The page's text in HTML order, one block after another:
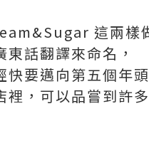
這兩樣
東話翻譯來命名，
快要邁向第五個年
裡，可以品嘗到許